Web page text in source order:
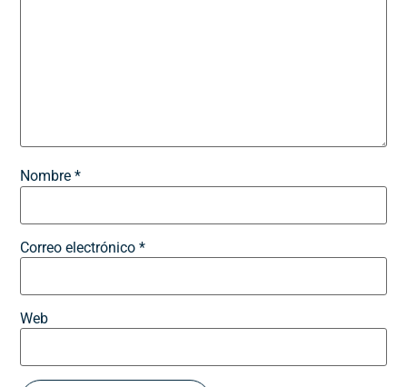
Nombre*
Correo electrónico*
Web